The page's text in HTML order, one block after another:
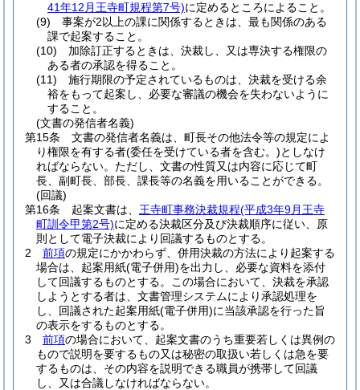
41年12月王寺町規程第7号)に定めるところによること。
(9)
事案が2以上の課に関係するときは、最も関係のある
課で起案すること。
(10)
加除訂正するときは、決裁し、又は専決する権限の
ある者の承認を得ること。
(11)
施行期限の予定されているものは、決裁を受ける余
裕をもって起案し、必要な審議の機会を失わないように
すること。
(文書の発信者名義)
第15条
文書の発信者名義は、町長その他法令等の規定によ
り権限を有する者(委任を受けている者を含む。)としなけ
ればならない。 ただし、文書の性質又は内容に応じて町
長、副町長、部長、課長等の名義を用いることができる。
(回議)
第16条
起案文書は、 王寺町事務決裁規程(平成3年9月王寺
町訓令甲第2号)に定める決裁区分及び決裁順序に従い、原
則として電子決裁により回議するものとする。
2
前項の規定にかかわらず、併用決裁の方法により起案する
場合は、起案用紙(電子併用)を出力し、必要な資料を添付
して回議するものとする。
この場合において、決裁を承認
しようとする者は、文書管理システムにより承認処理を
し、回議された起案用紙(電子併用)に当該承認を行った旨
の表示をするものとする。
3
前項の場合において、起案文書のうち重要若しくは異例の
もので説明を要するもの又は秘密の取扱い若しくは急を要
するものは、その内容を説明できる職員が携帯して回議
し、又は合議しなければならない。